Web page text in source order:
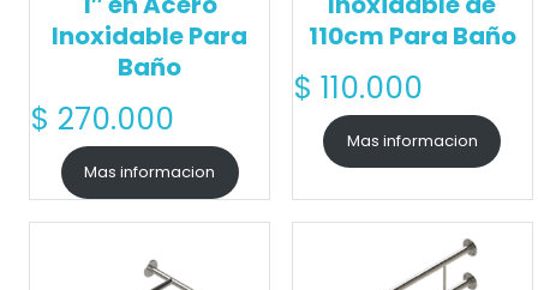
Inoxidable Para
Baño
$ 270.000
Mas informacion
110cm Para Baño
$ 110.000
Mas informacion